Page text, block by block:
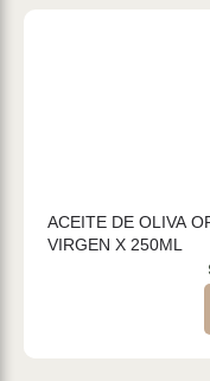
ACEITE DE OLIVA
VIRGEN X 250ML